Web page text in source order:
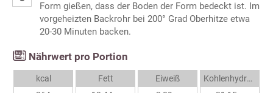
Form gießen, dass der Boden der Form bedeckt ist. Im
vorgeheizten Backrohr bei 200° Grad Oberhitze etwa
20-30 Minuten backen.
Nährwert pro Portion
kcal
Fett
Eiweiß
Kohlenhydrate